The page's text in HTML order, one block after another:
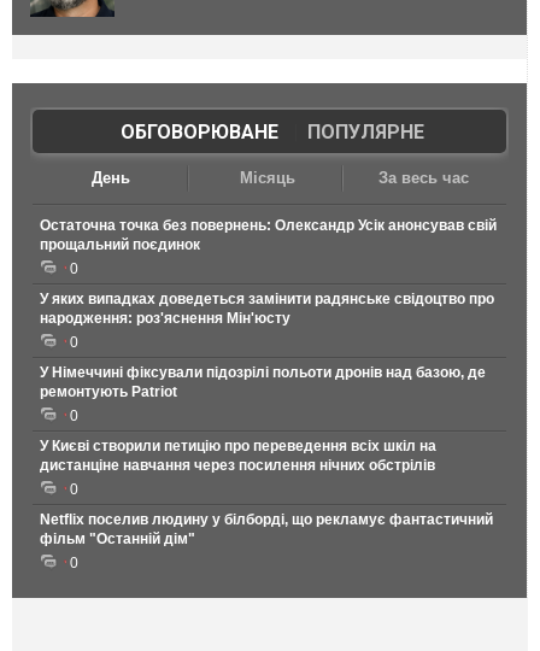
ОБГОВОРЮВАНЕ| ПОПУЛЯРНЕ
День Місяць За весь час
Остаточна точка без повернень: Олександр Усік анонсував свій
прощальний поєдинок
0
У яких випадках доведеться замінити радянське свідоцтво про
народження: роз'яснення Мін'юсту
0
У Німеччині фіксували підозрілі польоти дронів над базою, де
ремонтують Patriot
0
У Києві створили петицію про переведення всіх шкіл на
дистанціне навчання через посилення нічних обстрілів
0
Netflix поселив людину у білборді, що рекламує фантастичний
фільм "Останній дім"
0